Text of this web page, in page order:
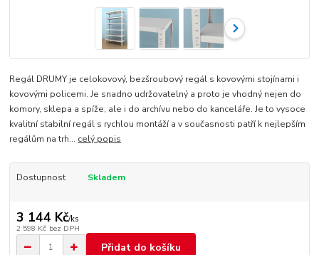
Regál DRUMY je celokovový, bezšroubový regál s kovovými stojínami i
kovovými policemi. Je snadno udržovatelný a proto je vhodný nejen do
komory, sklepa a spíže, ale i do archívu nebo do kanceláře. Je to vysoce
kvalitní stabilní regál s rychlou montáží a v současnosti patří k nejlepším
regálům na trh... celý popis
Dostupnost Skladem
3 144 Kč/ks
2 598 Kč bez DPH
Přidat do košíku